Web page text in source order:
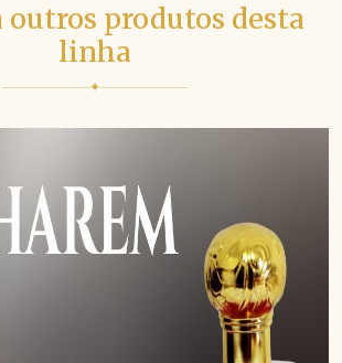
outros produtos desta
linha
✦